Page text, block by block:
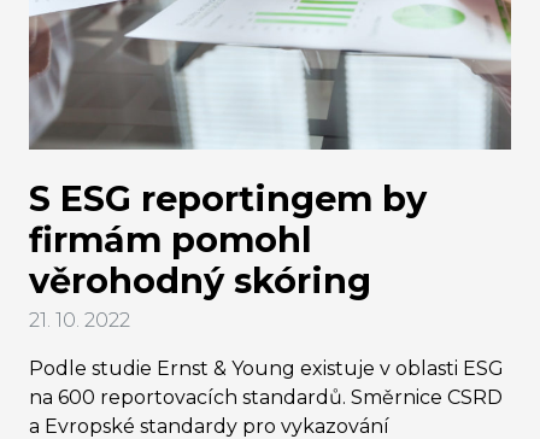
S ESG reportingem by
firmám pomohl
věrohodný skóring
21. 10. 2022
Podle studie Ernst & Young existuje v oblasti ESG
na 600 reportovacích standardů. Směrnice CSRD
a Evropské standardy pro vykazování